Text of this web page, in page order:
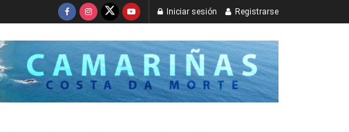
Iniciar sesión Registrarse